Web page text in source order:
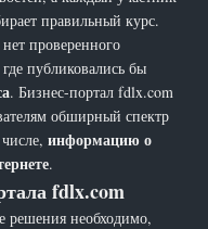
правильный курс.
проверенного
публиковались бы
. Бизнес-портал fdlx.com
обширный спектр
числе,информацию о
.
fdlx.com
решения необходимо,